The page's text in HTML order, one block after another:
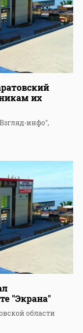
их
инфо",
"Экрана"
области